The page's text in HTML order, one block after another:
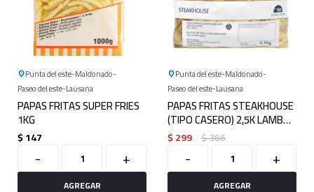
Punta del este Maldonado
Paseo del este Lausana
PAPAS FRITAS SUPER FRIES
1KG
$147
- +
Punta del este Maldonado
Paseo del este Lausana
PAPAS FRITAS STEAKHOUSE
(TIPO CASERO) 2,5K LAMB
WESTON
$299 $366
- +